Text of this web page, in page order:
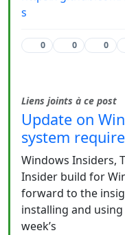
s
0 0 0
Liens joints à ce post
Update on
system
Windows Insiders,
Insider build for
forward to the
installing and
week’s